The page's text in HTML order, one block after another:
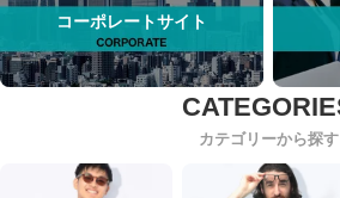
コーポレートサイト
カテゴリーから探す